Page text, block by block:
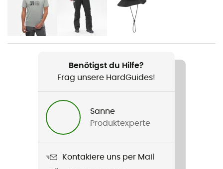
Herren
Gewicht
465 g
Seneca GTX 2L Jacket
Konstruktion
Membran
Benötigst du Hilfe?
Frag unsere HardGuides!
Sanne
Produktexperte
Kontakiere uns per Mail